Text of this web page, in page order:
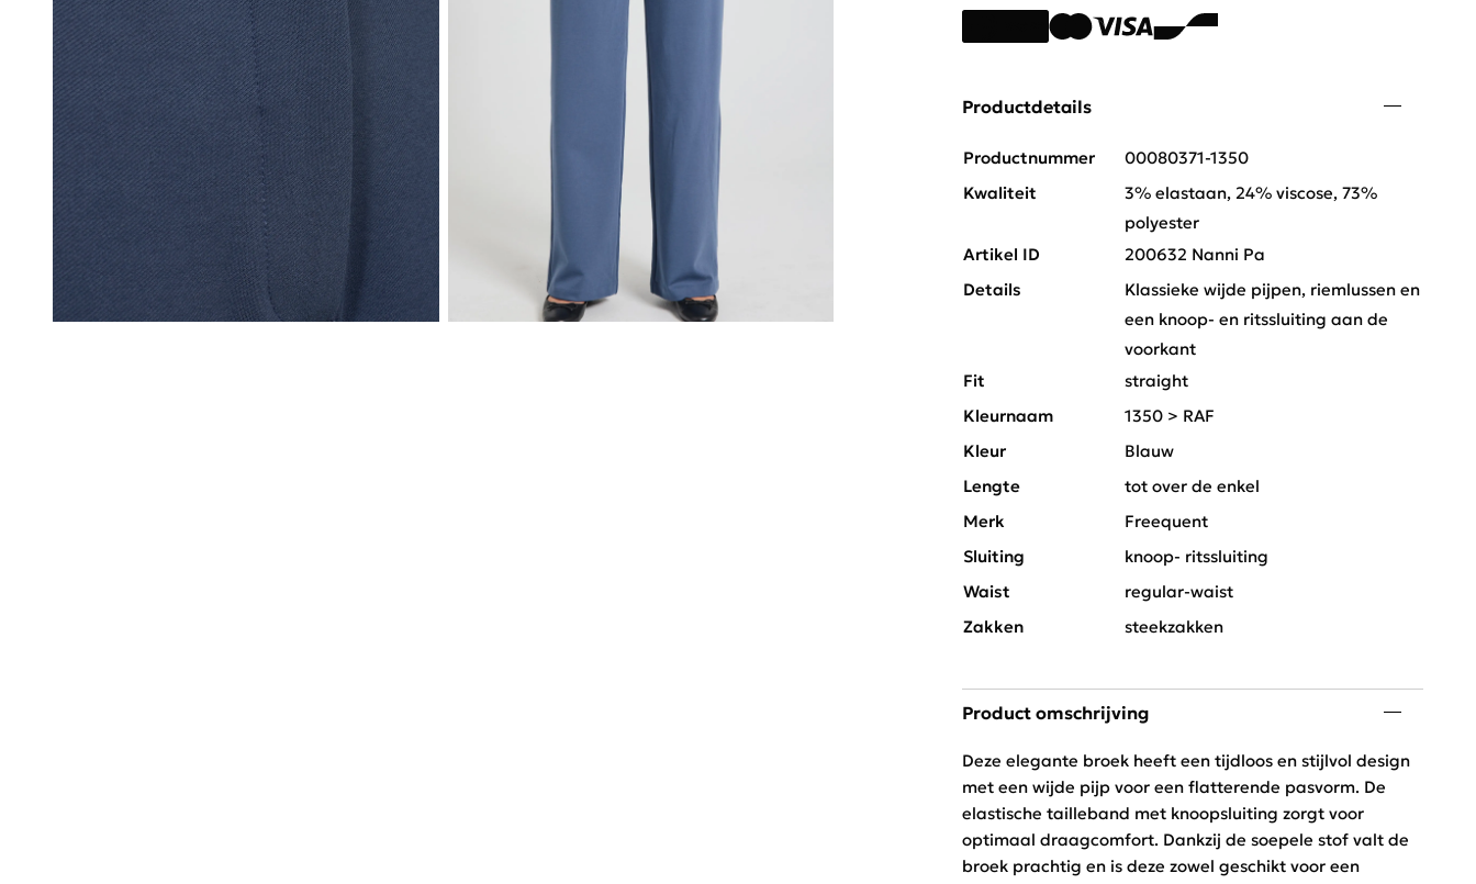
Productdetails
Productnummer
00080371-1350
Kwaliteit
3% elastaan, 24% viscose, 73%
polyester
Artikel ID
200632 Nanni Pa
Details
Klassieke wijde pijpen, riemlussen en
een knoop- en ritssluiting aan de
voorkant
Fit
straight
Kleurnaam
1350 > RAF
Kleur
Blauw
Lengte
tot over de enkel
Merk
Freequent
Sluiting
knoop- ritssluiting
Waist
regular-waist
Zakken
steekzakken
Product omschrijving
Deze elegante broek heeft een tijdloos en stijlvol design
met een wijde pijp voor een flatterende pasvorm. De
elastische tailleband met knoopsluiting zorgt voor
optimaal draagcomfort. Dankzij de soepele stof valt de
broek prachtig en is deze zowel geschikt voor een